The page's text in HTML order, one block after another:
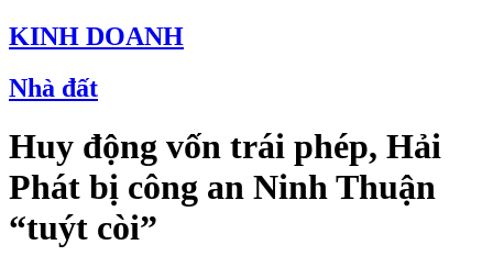
KINH DOANH
Nhà đất
Huy động vốn trái phép, Hải
Phát bị công an Ninh Thuận
“tuýt còi”